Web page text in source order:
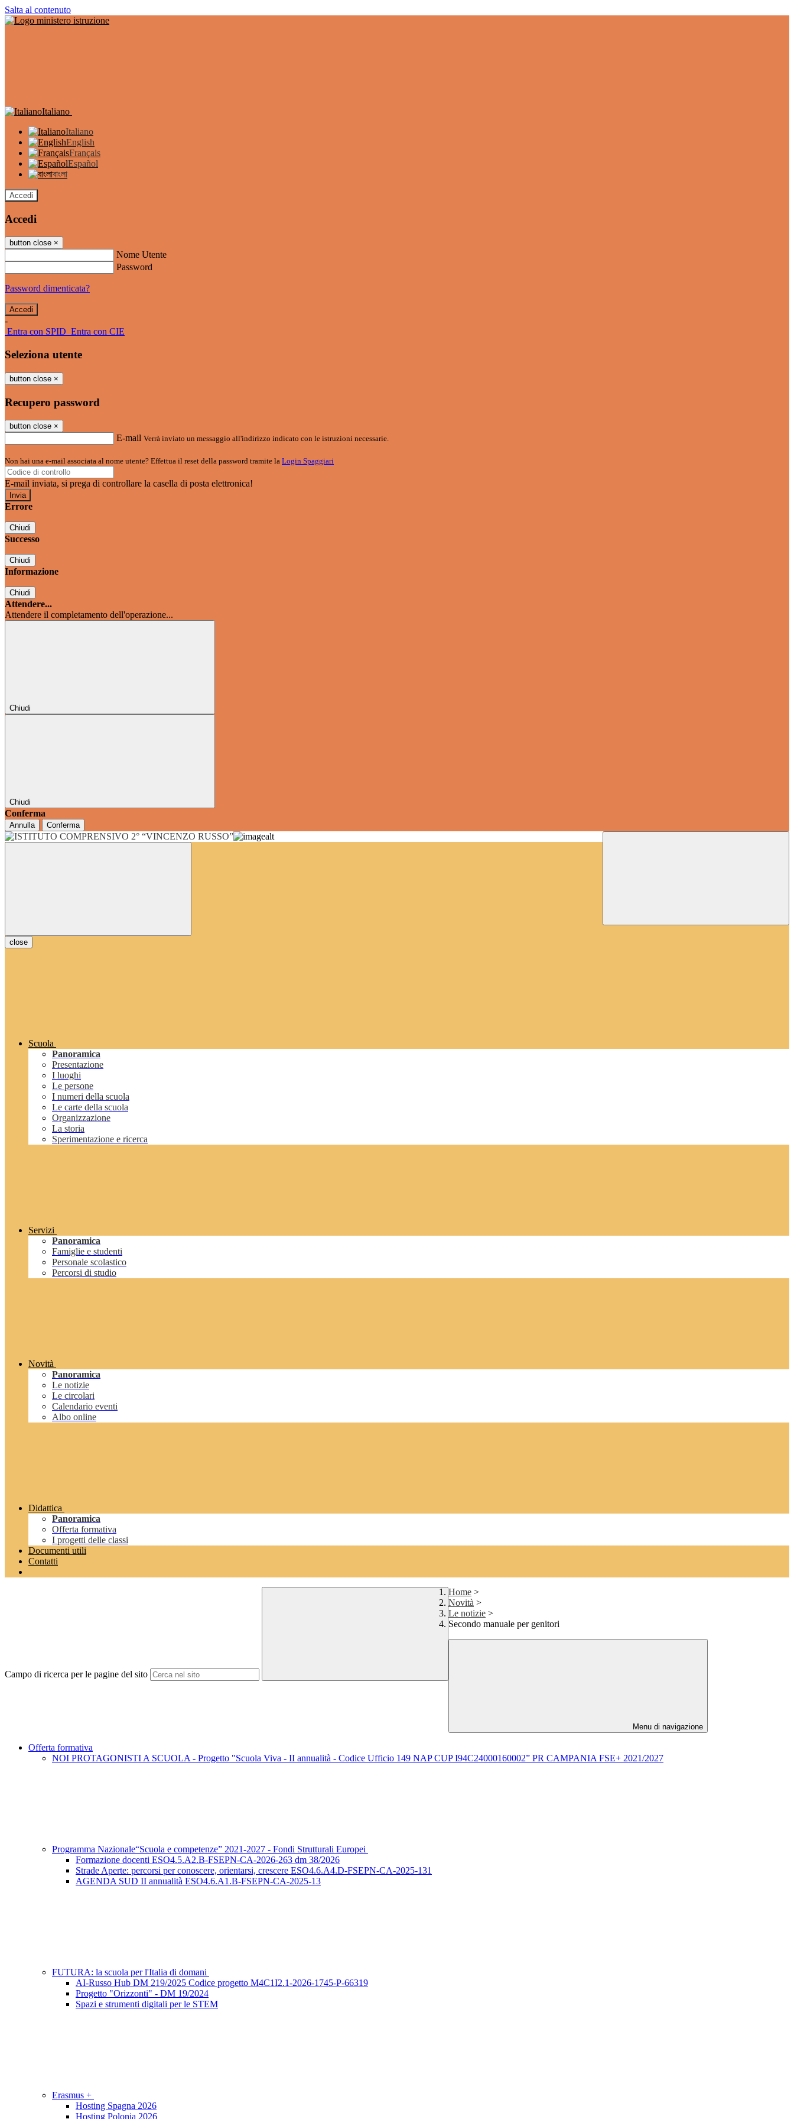
Salta al contenuto
Italiano
Italiano
English
Français
Español
বাংলা
Accedi
Accedi
button close ×
Nome Utente
Password
Password dimenticata?
-
Entra con SPID Entra con CIE
Seleziona utente
button close ×
Recupero password
button close ×
E-mail Verrà inviato un messaggio all'indirizzo indicato con le istruzioni necessarie.
Non hai una e-mail associata al nome utente? Effettua il reset della password tramite la Login Spaggiari
E-mail inviata, si prega di controllare la casella di posta elettronica!
Errore
Chiudi
Successo
Chiudi
Informazione
Chiudi
Attendere...
Attendere il completamento dell'operazione...
Chiudi
Chiudi
Conferma
Annulla Conferma
close
Scuola
Panoramica
Presentazione
I luoghi
Le persone
I numeri della scuola
Le carte della scuola
Organizzazione
La storia
Sperimentazione e ricerca
Servizi
Panoramica
Famiglie e studenti
Personale scolastico
Percorsi di studio
Novità
Panoramica
Le notizie
Le circolari
Calendario eventi
Albo online
Didattica
Panoramica
Offerta formativa
I progetti delle classi
Documenti utili
Contatti
Campo di ricerca per le pagine del sito
Home >
Novità >
Le notizie >
Secondo manuale per genitori
Menu di navigazione
Offerta formativa
NOI PROTAGONISTI A SCUOLA - Progetto "Scuola Viva - II annualità - Codice Ufficio 149 NAP CUP I94C24000160002” PR CAMPANIA FSE+ 2021/2027
Programma Nazionale“Scuola e competenze” 2021-2027 - Fondi Strutturali Europei
Formazione docenti ESO4.5.A2.B-FSEPN-CA-2026-263 dm 38/2026
Strade Aperte: percorsi per conoscere, orientarsi, crescere ESO4.6.A4.D-FSEPN-CA-2025-131
AGENDA SUD II annualità ESO4.6.A1.B-FSEPN-CA-2025-13
FUTURA: la scuola per l'Italia di domani
AI-Russo Hub DM 219/2025 Codice progetto M4C1I2.1-2026-1745-P-66319
Progetto "Orizzonti" - DM 19/2024
Spazi e strumenti digitali per le STEM
Erasmus +
Hosting Spagna 2026
Hosting Polonia 2026